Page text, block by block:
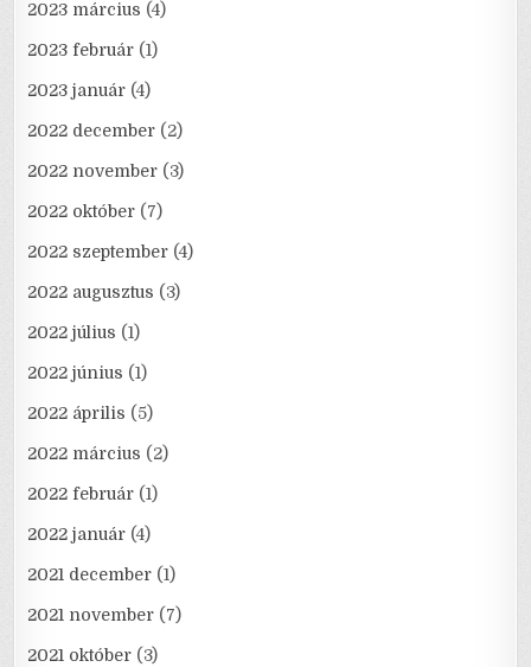
2023 március (4)
2023 február (1)
2023 január (4)
2022 december (2)
2022 november (3)
2022 október (7)
2022 szeptember (4)
2022 augusztus (3)
2022 július (1)
2022 június (1)
2022 április (5)
2022 március (2)
2022 február (1)
2022 január (4)
2021 december (1)
2021 november (7)
2021 október (3)